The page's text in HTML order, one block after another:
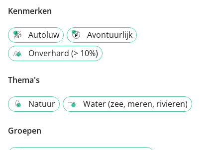
Kenmerken
Autoluw
Avontuurlijk
Onverhard (> 10%)
Thema's
Natuur Water (zee, meren, rivieren)
Groepen